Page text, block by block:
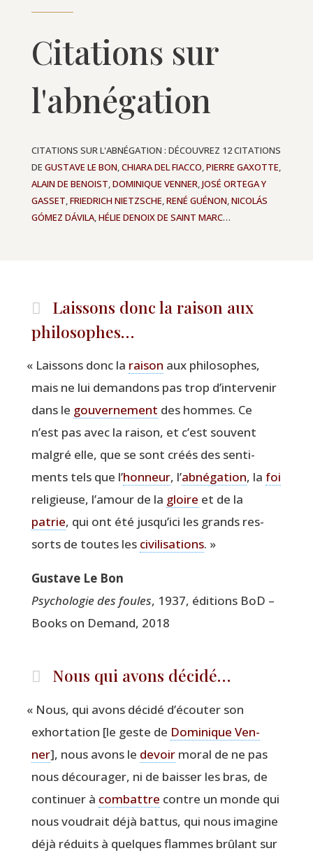
Citations sur
l'abnégation
CITATIONS SUR L'ABNÉGATION : DÉCOUVREZ 12 CITATIONS
DE GUSTAVE LE BON,CHIARA DEL FIACCO,PIERRE GAXOTTE,
ALAIN DE BENOIST,DOMINIQUE VENNER,JOSÉ ORTEGA Y
GASSET,FRIEDRICH NIETZSCHE,RENÉ GUÉNON,NICOLÁS
GÓMEZ DÁVILA,HÉLIE DENOIX DE SAINT MARC…
Laissons donc la raison aux
philosophes…
« Lais­sons donc la rai­son aux phi­lo­sophes,
mais ne lui deman­dons pas trop d’intervenir
dans le gou­ver­ne­ment des hommes. Ce
n’est pas avec la rai­son, et c’est sou­vent
mal­gré elle, que se sont créés des sen­ti­
ments tels que l’hon­neur, l’abné­ga­tion, la foi
reli­gieuse, l’amour de la gloire et de la
patrie, qui ont été jusqu’ici les grands res­
sorts de toutes les civi­li­sa­tions. »
Gus­tave Le Bon
Psy­cho­lo­gie des foules, 1937, édi­tions BoD –
Books on Demand, 2018
Nous qui avons décidé…
« Nous, qui avons déci­dé d’écouter son
exhor­ta­tion [le geste de Domi­nique Ven­
ner], nous avons le devoirmoral de ne pas
nous décou­ra­ger, ni de bais­ser les bras, de
conti­nuer à com­battre contre un monde qui
nous vou­drait déjà bat­tus, qui nous ima­gine
déjà réduits à quelques flammes brû­lant sur